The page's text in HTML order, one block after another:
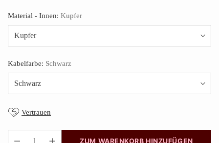
Material - Innen: Kupfer
Kabelfarbe: Schwarz
Vertrauen
ZUM WARENKORB HINZUFÜGEN